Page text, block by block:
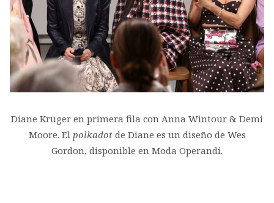
Diane Kruger en primera fila con Anna Wintour & Demi
Moore. El polkadotde Diane es un diseño de Wes
Gordon, disponible en Moda Operandi.